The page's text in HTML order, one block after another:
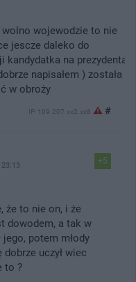
wolno wojewodzie to nie
jescze daleko do
kandydatka na prezydenta
napisałem ) została
w obroży
IP: 109.207.xx2.xx8 #
+5
że to nie on, i że
dowodem, a tak w
potem młody
uczył wiec
to ?